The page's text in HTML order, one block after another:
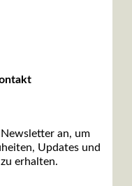
an, um
Updates und
erhalten.